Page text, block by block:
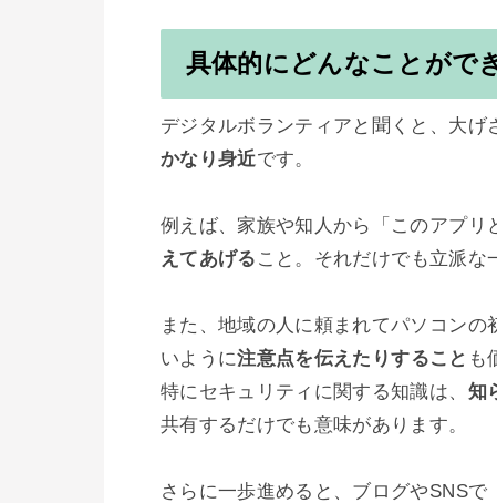
具体的にどんなことがで
デジタルボランティアと聞くと、大げ
かなり身近です。
例えば、家族や知人から「このアプ
えてあげる こと。それだけでも立派な
また、地域の人に頼まれてパソコン
いように注意点を伝えたりすること も
特にセキュリティに関する知識は、 知
共有するだけでも意味があります。
さらに一歩進めると、ブログやSNS